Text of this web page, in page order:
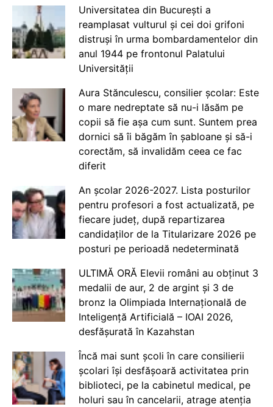
Universitatea din București a
reamplasat vulturul și cei doi grifoni
distruși în urma bombardamentelor din
anul 1944 pe frontonul Palatului
Universității
Aura Stănculescu, consilier școlar: Este
o mare nedreptate să nu-i lăsăm pe
copii să fie așa cum sunt. Suntem prea
dornici să îi băgăm în șabloane și să-i
corectăm, să invalidăm ceea ce fac
diferit
An școlar 2026-2027. Lista posturilor
pentru profesori a fost actualizată, pe
fiecare județ, după repartizarea
candidaților de la Titularizare 2026 pe
posturi pe perioadă nedeterminată
ULTIMĂ ORĂ Elevii români au obținut 3
medalii de aur, 2 de argint și 3 de
bronz la Olimpiada Internațională de
Inteligență Artificială – IOAI 2026,
desfășurată în Kazahstan
Încă mai sunt școli în care consilierii
școlari își desfășoară activitatea prin
biblioteci, pe la cabinetul medical, pe
holuri sau în cancelarii, atrage atenția